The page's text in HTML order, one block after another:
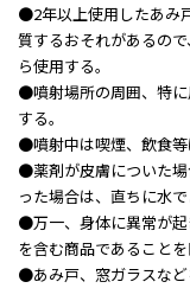
●2年以上使用したあみ
質するおそれがあるの
ら使用する。
●噴射場所の周囲、特
する。
●噴射中は喫煙、飲食等
●薬剤が皮膚についた
った場合は、直ちに水で
●万一、身体に異常が
を含む商品であること
●あみ戸、窓ガラスなど